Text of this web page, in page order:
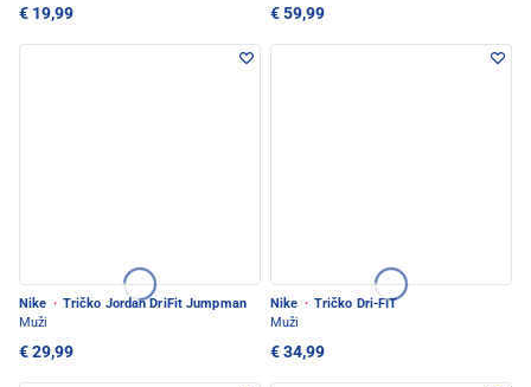
€ 19,99 € 59,99
Nike · Tričko Jordan DriFit Jumpman
Muži
€ 29,99
Nike · Tričko Dri-FIT
Muži
€ 34,99